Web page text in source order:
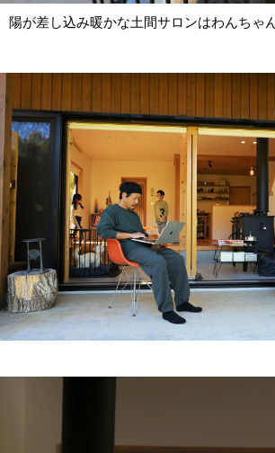
陽が差し込み暖かな土間サロンはわんちゃ